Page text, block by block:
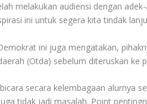
melakukan audiensi dengan
ini untuk segera kita tindak
ini juga mengatakan,
(Otda) sebelum diteruskan ke
secara kelembagaan alurnya
tidak jadi masalah. Point